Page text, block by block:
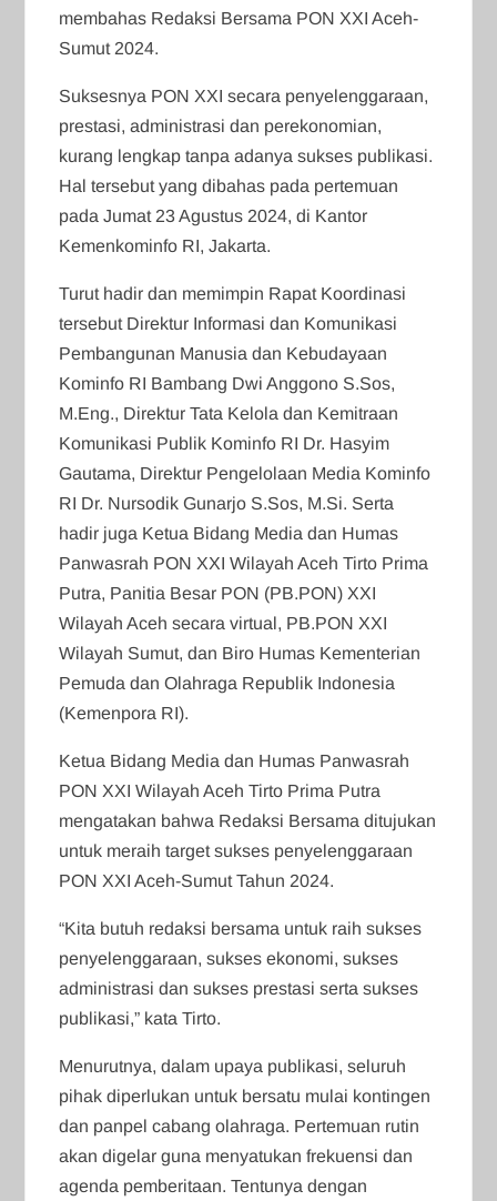
membahas Redaksi Bersama PON XXI Aceh-
Sumut 2024.
Suksesnya PON XXI secara penyelenggaraan,
prestasi, administrasi dan perekonomian,
kurang lengkap tanpa adanya sukses publikasi.
Hal tersebut yang dibahas pada pertemuan
pada Jumat 23 Agustus 2024, di Kantor
Kemenkominfo RI, Jakarta.
Turut hadir dan memimpin Rapat Koordinasi
tersebut Direktur Informasi dan Komunikasi
Pembangunan Manusia dan Kebudayaan
Kominfo RI Bambang Dwi Anggono S.Sos,
M.Eng., Direktur Tata Kelola dan Kemitraan
Komunikasi Publik Kominfo RI Dr. Hasyim
Gautama, Direktur Pengelolaan Media Kominfo
RI Dr. Nursodik Gunarjo S.Sos, M.Si. Serta
hadir juga Ketua Bidang Media dan Humas
Panwasrah PON XXI Wilayah Aceh Tirto Prima
Putra, Panitia Besar PON (PB.PON) XXI
Wilayah Aceh secara virtual, PB.PON XXI
Wilayah Sumut, dan Biro Humas Kementerian
Pemuda dan Olahraga Republik Indonesia
(Kemenpora RI).
Ketua Bidang Media dan Humas Panwasrah
PON XXI Wilayah Aceh Tirto Prima Putra
mengatakan bahwa Redaksi Bersama ditujukan
untuk meraih target sukses penyelenggaraan
PON XXI Aceh-Sumut Tahun 2024.
“Kita butuh redaksi bersama untuk raih sukses
penyelenggaraan, sukses ekonomi, sukses
administrasi dan sukses prestasi serta sukses
publikasi,” kata Tirto.
Menurutnya, dalam upaya publikasi, seluruh
pihak diperlukan untuk bersatu mulai kontingen
dan panpel cabang olahraga. Pertemuan rutin
akan digelar guna menyatukan frekuensi dan
agenda pemberitaan. Tentunya dengan